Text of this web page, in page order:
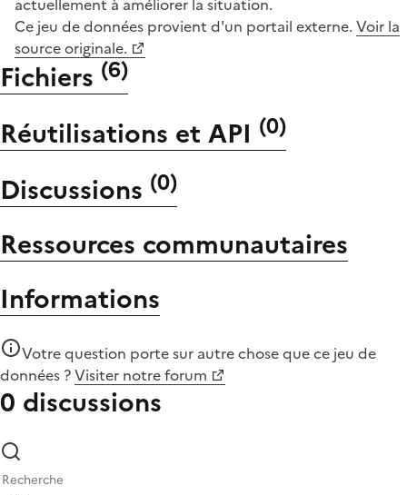
Ce jeu de données provient d'un portail externe. Voir la
source originale.
Fichiers (6)
Réutilisations et API (0)
Discussions (0)
Ressources communautaires
Informations
Votre question porte sur autre chose quece jeu de
données ?Visiter notre forum
0 discussions